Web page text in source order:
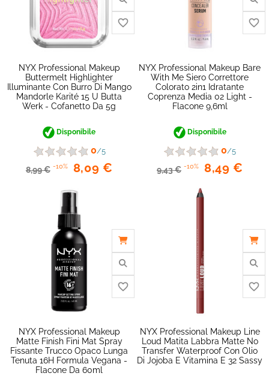
NYX Professional Makeup
Buttermelt Highlighter
Illuminante Con Burro Di Mango
Mandorle Karité 15 U Butta
Werk - Cofanetto Da 5g
Disponibile
0/5
8,99 € -10% 8,09 €
NYX Professional Makeup Bare
With Me Siero Correttore
Colorato 2in1 Idratante
Coprenza Media 02 Light -
Flacone 9,6ml
Disponibile
0/5
9,43 € -10% 8,49 €
NYX Professional Makeup
Matte Finish Fini Mat Spray
Fissante Trucco Opaco Lunga
Tenuta 16H Formula Vegana -
Flacone Da 60ml
NYX Professional Makeup Line
Loud Matita Labbra Matte No
Transfer Waterproof Con Olio
Di Jojoba E Vitamina E 32 Sassy